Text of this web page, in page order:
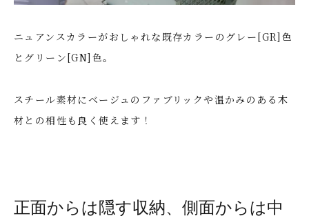
ニュアンスカラーがおしゃれな既存カラーのグレー[GR]色
とグリーン[GN]色。
スチール素材にベージュのファブリックや温かみのある木
材との相性も良く使えます！
正面からは隠す収納、側面からは中